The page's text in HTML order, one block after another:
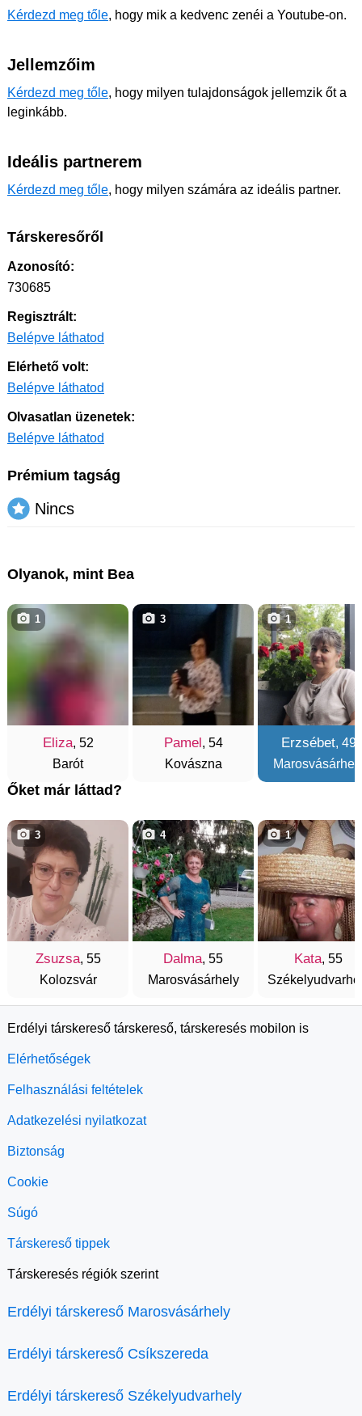
Kérdezd meg tőle, hogy mik a kedvenc zenéi a Youtube-on.
Jellemzőim
Kérdezd meg tőle, hogy milyen tulajdonságok jellemzik őt a
leginkább.
Ideális partnerem
Kérdezd meg tőle, hogy milyen számára az ideális partner.
Társkeresőről
Azonosító:
730685
Regisztrált:
Belépve láthatod
Elérhető volt:
Belépve láthatod
Olvasatlan üzenetek:
Belépve láthatod
Prémium tagság
Nincs
Olyanok, mint Bea
Eliza, 52
Barót
1
Pamel, 54
Kovászna
3
Erzsébet, 49
1
Őket már láttad?
Zsuzsa, 55
Kolozsvár
3
Dalma, 55
Marosvásárhely
4
Kata, 55
1
Erdélyi társkereső társkereső, társkeresés mobilon is
Elérhetőségek
Felhasználási feltételek
Adatkezelési nyilatkozat
Biztonság
Cookie
Súgó
Társkereső tippek
Társkeresés régiók szerint
Erdélyi társkereső Marosvásárhely
Erdélyi társkereső Csíkszereda
Erdélyi társkereső Székelyudvarhely